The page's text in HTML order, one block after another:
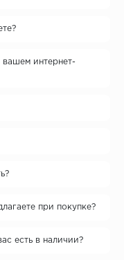
вашем интернет-
при покупке?
есть в наличии?